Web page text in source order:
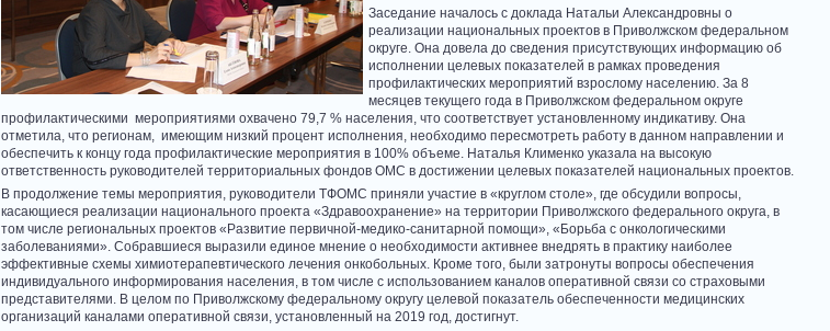
Заседание началось с доклада Натальи Александровны о
реализации национальных проектов в Приволжском федеральном
округе. Она довела до сведения присутствующих информацию об
исполнении целевых показателей в рамках проведения
профилактических мероприятий взрослому населению. За 8
месяцев текущего года в Приволжском федеральном округе
профилактическими мероприятиями охвачено 79,7 % населения, что соответствует установленному индикативу. Она
отметила, что регионам, имеющим низкий процент исполнения, необходимо пересмотреть работу в данном направлении и
обеспечить к концу года профилактические мероприятия в 100% объеме. Наталья Клименко указала на высокую
ответственность руководителей территориальных фондов ОМС в достижении целевых показателей национальных проектов.
В продолжение темы мероприятия, руководители ТФОМС приняли участие в «круглом столе», где обсудили вопросы,
касающиеся реализации национального проекта «Здравоохранение» на территории Приволжского федерального округа, в
том числе региональных проектов «Развитие первичной-медико-санитарной помощи», «Борьба с онкологическими
заболеваниями». Собравшиеся выразили единое мнение о необходимости активнее внедрять в практику наиболее
эффективные схемы химиотерапевтического лечения онкобольных. Кроме того, были затронуты вопросы обеспечения
индивидуального информирования населения, в том числе с использованием каналов оперативной связи со страховыми
представителями. В целом по Приволжскому федеральному округу целевой показатель обеспеченности медицинских
организаций каналами оперативной связи, установленный на 2019 год, достигнут.